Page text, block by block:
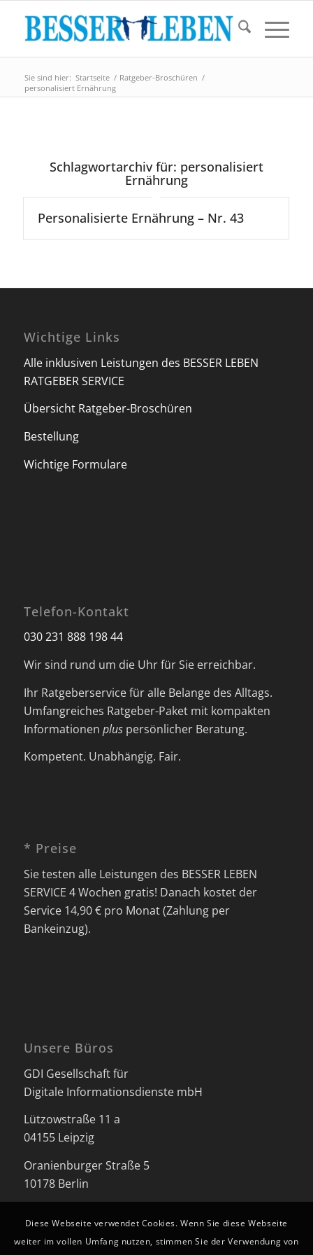
Sie sind hier: Startseite / Ratgeber-Broschüren /
personalisiert Ernährung
Schlagwortarchiv für: personalisiert
Ernährung
Personalisierte Ernährung – Nr. 43
Wichtige Links
Alle inklusiven Leistungen des BESSER LEBEN
RATGEBER SERVICE
Übersicht Ratgeber-Broschüren
Bestellung
Wichtige Formulare
Telefon-Kontakt
030 231 888 198 44
Wir sind rund um die Uhr für Sie erreichbar.
Ihr Ratgeberservice für alle Belange des Alltags.
Umfangreiches Ratgeber-Paket mit kompakten
Informationen pluspersönlicher Beratung.
Kompetent. Unabhängig. Fair.
* Preise
Sie testen alle Leistungen des BESSER LEBEN
SERVICE 4 Wochen gratis! Danach kostet der
Service 14,90 € pro Monat (Zahlung per
Bankeinzug).
Unsere Büros
GDI Gesellschaft für
Digitale Informationsdienste mbH
Lützowstraße 11 a
04155 Leipzig
Oranienburger Straße 5
10178 Berlin
Diese Webseite verwendet Cookies. Wenn Sie diese Webseite
weiter im vollen Umfang nutzen, stimmen Sie der Verwendung von